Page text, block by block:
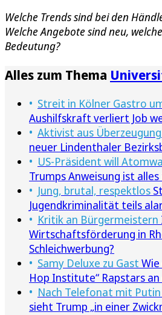
Welche Trends sind bei den
Welche Angebote sind neu,
Bedeutung?
Alles zum Thema
Streit in Kölner Gastro
Aushilfskraft verliert Job
Aktivist aus Überzeugung
neuer Lindenthaler
US-Präsident will
Trumps Anweisung ist
Jung, brutal, respektlos
Jugendkriminalität teils
Kritik an Bürgermeistern
Wirtschaftsförderung in
Schleichwerbung?
Samy Deluxe zu Gast Wie
Hop Institute“ Rapstars
Nach Telefonat mit Putin
sieht Trump „in einer